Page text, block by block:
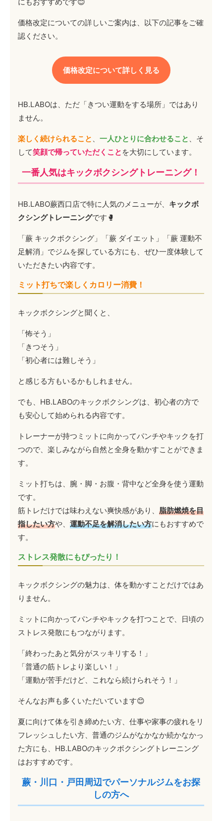
価格改定についての詳しいご案内は、以下の記事をご確
認ください。
価格改定について詳しく見る
HB.LABOは、ただ「きつい運動をする場所」ではあり
ません。
楽しく続けられること 、一人ひとりに合わせること
、そ
して笑顔で帰っていただくこと を大切にしています。
一番人気はキックボクシングトレーニング！
HB.LABO蕨西口店で特に人気のメニューが、 キックボ
クシングトレーニングです🥊
「蕨 キックボクシング」「蕨 ダイエット」「蕨 運動不
足解消」でジムを探している方にも、ぜひ一度体験して
いただきたい内容です。
ミット打ちで楽しくカロリー消費！
キックボクシングと聞くと、
「怖そう」
「きつそう」
「初心者には難しそう」
と感じる方もいるかもしれません。
でも、HB.LABOのキックボクシングは、初心者の方で
も安心して始められる内容です。
トレーナーが持つミットに向かってパンチやキックを打
つので、楽しみながら自然と全身を動かすことができま
す。
ミット打ちは、腕・脚・お腹・背中など全身を使う運動
です。
筋トレだけでは味わえない爽快感があり、脂肪燃焼を目
指したい方や、運動不足を解消したい方にもおすすめで
す。
ストレス発散にもぴったり！
キックボクシングの魅力は、体を動かすことだけではあ
りません。
ミットに向かってパンチやキックを打つことで、日頃の
ストレス発散にもつながります。
「終わったあと気分がスッキリする！」
「普通の筋トレより楽しい！」
「運動が苦手だけど、これなら続けられそう！」
そんなお声も多くいただいています😊
夏に向けて体を引き締めたい方、仕事や家事の疲れをリ
フレッシュしたい方、普通のジムがなかなか続かなかっ
た方にも、HB.LABOのキックボクシングトレーニング
はおすすめです。
蕨・川口・戸田周辺でパーソナルジムをお探
しの方へ